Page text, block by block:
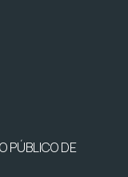
PÚBLICO DE